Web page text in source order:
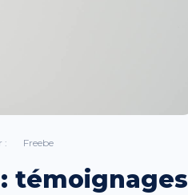
: Freebe
témoignages